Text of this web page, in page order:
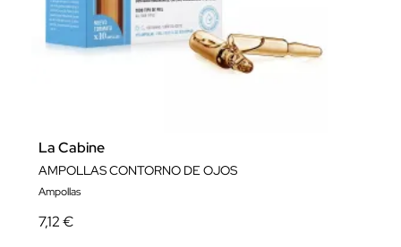
La Cabine
AMPOLLAS CONTORNO DE OJOS
Ampollas
7,12 €